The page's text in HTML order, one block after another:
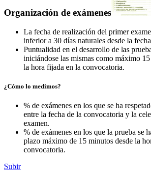
Organización de exámenes
La fecha de realización del primer
inferior a 30 días naturales desde la
Puntualidad en el desarrollo de las
iniciándose las mismas como máximo
la hora fijada en la convocatoria.
¿Cómo lo medimos?
% de exámenes en los que se ha
entre la fecha de la convocatoria y la
examen.
% de exámenes en los que la prueba se
plazo máximo de 15 minutos desde la
convocatoria.
Subir